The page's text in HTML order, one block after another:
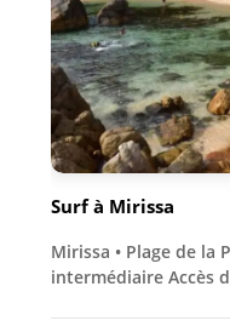
Surf à Mirissa
Mirissa • Plage de la
intermédiaire Accès